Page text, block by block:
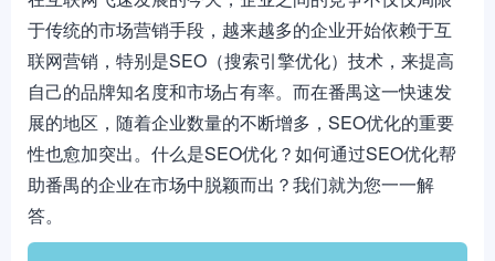
于传统的市场营销手段，越来越多的企业开始依赖于互
联网营销，特别是SEO（搜索引擎优化）技术，来提高
自己的品牌知名度和市场占有率。而在番禺这一快速发
展的地区，随着企业数量的不断增多，SEO优化的重要
性也愈加突出。什么是SEO优化？如何通过SEO优化帮
助番禺的企业在市场中脱颖而出？我们就为您一一解
答。